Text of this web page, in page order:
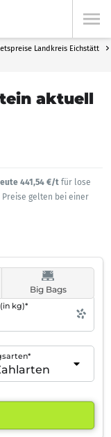
Landkreis Eichstätt
aktuell
441,54 €/t für lose
gelten bei einer
Big Bags
kg)*